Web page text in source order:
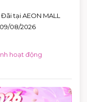
tại AEON MALL
08/2026
hoạt động